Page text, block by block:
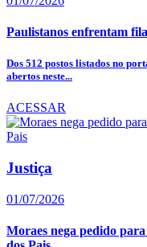
Paulistanos enfrentam
Dos 512 postos listados no
abertos neste...
ACESSAR
Justiça
01/07/2026
Moraes nega pedido